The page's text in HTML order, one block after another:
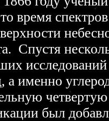
время
Спустя
а именно
был